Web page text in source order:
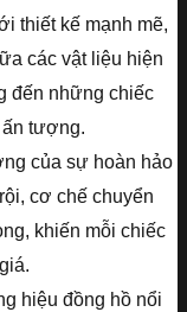
thiết kế mạnh mẽ,
các vật liệu hiện
đến những chiếc
ấn tượng.
của sự hoàn hảo
cơ chế chuyển
khiến mỗi chiếc
hiệu đồng hồ nổi